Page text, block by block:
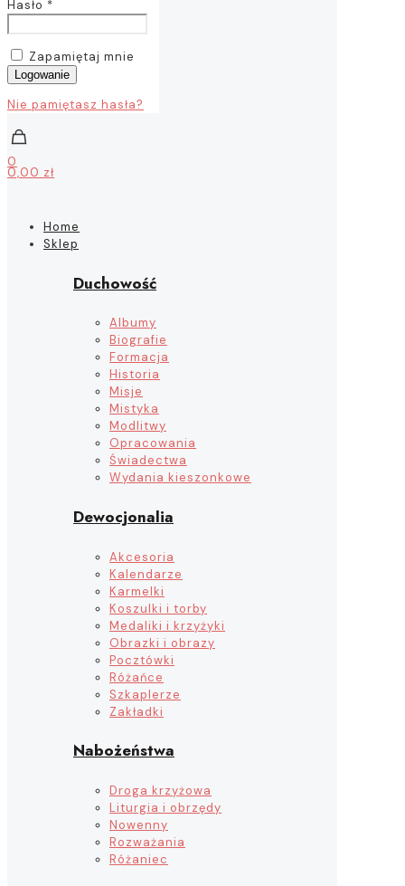
Hasło *
Zapamiętaj mnie
Logowanie
Nie pamiętasz hasła?
0
0,00 zł
Home
Sklep
Duchowość
Albumy
Biografie
Formacja
Historia
Misje
Mistyka
Modlitwy
Opracowania
Świadectwa
Wydania kieszonkowe
Dewocjonalia
Akcesoria
Kalendarze
Karmelki
Koszulki i torby
Medaliki i krzyżyki
Obrazki i obrazy
Pocztówki
Różańce
Szkaplerze
Zakładki
Nabożeństwa
Droga krzyżowa
Liturgia i obrzędy
Nowenny
Rozważania
Różaniec